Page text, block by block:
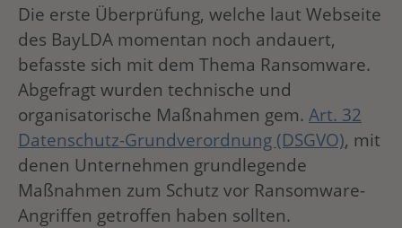
Die erste Überprüfung, welche laut Webseite
des BayLDA momentan noch andauert,
befasste sich mit dem Thema Ransomware.
Abgefragt wurden technische und
organisatorische Maßnahmen gem. Art. 32
Datenschutz-Grundverordnung (DSGVO), mit
denen Unternehmen grundlegende
Maßnahmen zum Schutz vor Ransomware-
Angriffen getroffen haben sollten.